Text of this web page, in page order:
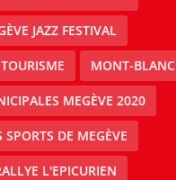
JAZZ FESTIVAL
MONT-BLANC
MEGÈVE 2020
SPORTS DE MEGÈVE
L'EPICURIEN